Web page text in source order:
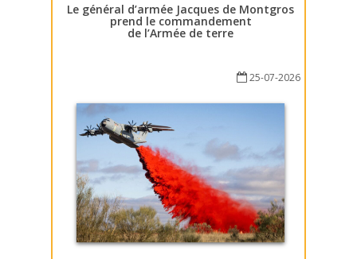
Le général d’armée Jacques de Montgros
prend le commandement
de l’Armée de terre
25-07-2026